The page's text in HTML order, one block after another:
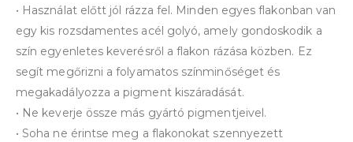
• Használat előtt jól rázza fel. Minden egyes flakonban van
egy kis rozsdamentes acél golyó, amely gondoskodik a
szín egyenletes keverésről a flakon rázása közben. Ez
segít megőrizni a folyamatos színminőséget és
megakadályozza a pigment kiszáradását.
• Ne keverje össze más gyártó pigmentjeivel.
• Soha ne érintse meg a flakonokat szennyezett